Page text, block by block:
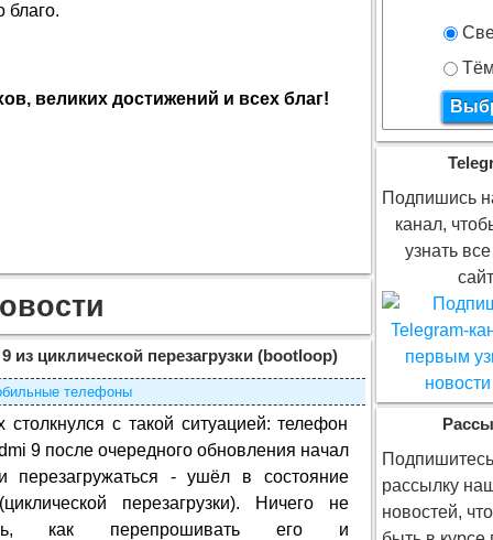
благо.
великих достижений и всех благ!
из циклической перезагрузки (bootloop)
телефоны
столкнулся с такой ситуацией: телефон
9 после очередного обновления начал
перезагружаться - ушёл в состояние
перезагрузки). Ничего не
как перепрошивать его и
Подпишись
канал,
узнать
рассылку
новостей,